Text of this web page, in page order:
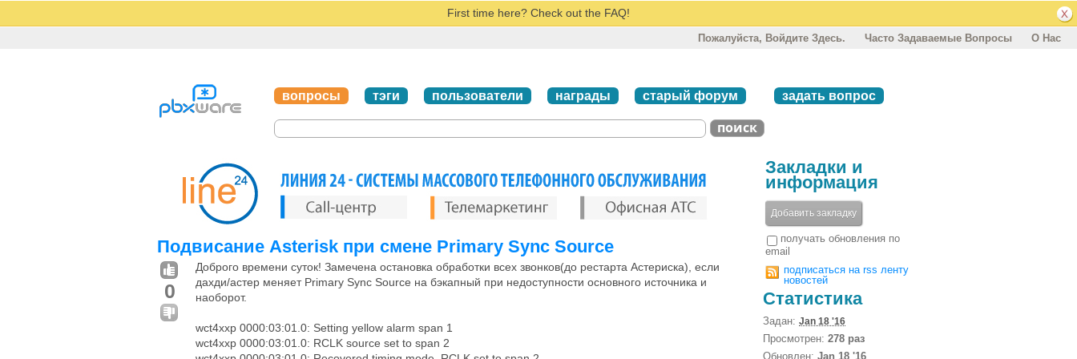
First time here? Check out the FAQ!
Пожалуйста, Войдите Здесь. Часто Задаваемые Вопросы О Нас
вопросы тэги пользователи награды старый форум задать вопрос
Подвисание Asterisk при смене Primary Sync Source
0
Доброго времени суток! Замечена остановка обработки всех звонков(до рестарта Астериска), если
дахди/астер меняет Primary Sync Source на бэкапный при недоступности основного источника и
наоборот.
wct4xxp 0000:03:01.0: Setting yellow alarm span 1
wct4xxp 0000:03:01.0: RCLK source set to span 2
Закладки и
информация
Добавить закладку
получать обновления по
email
подписаться на rss ленту
новостей
Статистика
Задан: Jan 18 '16
Просмотрен: 278 раз
Обновлен: Jan 18 '16